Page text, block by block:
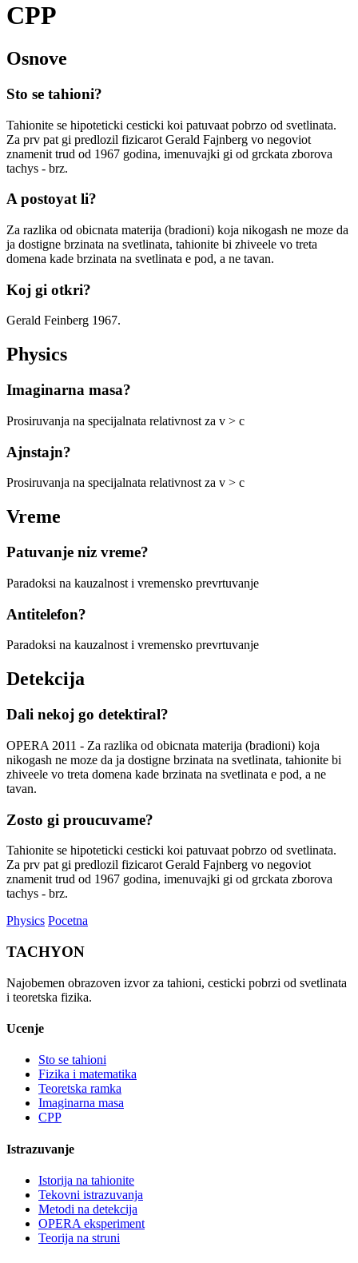
CPP
Osnove
Sto se tahioni?
Tahionite se hipoteticki cesticki koi patuvaat pobrzo od svetlinata.
Za prv pat gi predlozil fizicarot Gerald Fajnberg vo negoviot
znamenit trud od 1967 godina, imenuvajki gi od grckata zborova
tachys - brz.
A postoyat li?
Za razlika od obicnata materija (bradioni) koja nikogash ne moze da
ja dostigne brzinata na svetlinata, tahionite bi zhiveele vo treta
domena kade brzinata na svetlinata e pod, a ne tavan.
Koj gi otkri?
Gerald Feinberg 1967.
Physics
Imaginarna masa?
Prosiruvanja na specijalnata relativnost za v > c
Ajnstajn?
Prosiruvanja na specijalnata relativnost za v > c
Vreme
Patuvanje niz vreme?
Paradoksi na kauzalnost i vremensko prevrtuvanje
Antitelefon?
Paradoksi na kauzalnost i vremensko prevrtuvanje
Detekcija
Dali nekoj go detektiral?
OPERA 2011 - Za razlika od obicnata materija (bradioni) koja
nikogash ne moze da ja dostigne brzinata na svetlinata, tahionite bi
zhiveele vo treta domena kade brzinata na svetlinata e pod, a ne
tavan.
Zosto gi proucuvame?
Tahionite se hipoteticki cesticki koi patuvaat pobrzo od svetlinata.
Za prv pat gi predlozil fizicarot Gerald Fajnberg vo negoviot
znamenit trud od 1967 godina, imenuvajki gi od grckata zborova
tachys - brz.
Physics Pocetna
TACHYON
Najobemen obrazoven izvor za tahioni, cesticki pobrzi od svetlinata
i teoretska fizika.
Ucenje
Sto se tahioni
Fizika i matematika
Teoretska ramka
Imaginarna masa
CPP
Istrazuvanje
Istorija na tahionite
Tekovni istrazuvanja
Metodi na detekcija
OPERA eksperiment
Teorija na struni